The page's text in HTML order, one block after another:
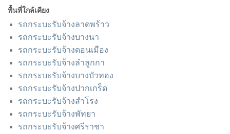
พื้นที่ใกล้เคียง
รถกระบะรับจ้างลาดพร้าว
รถกระบะรับจ้างบางนา
รถกระบะรับจ้างดอนเมือง
รถกระบะรับจ้างลำลูกกา
รถกระบะรับจ้างบางบัวทอง
รถกระบะรับจ้างปากเกร็ด
รถกระบะรับจ้างสำโรง
รถกระบะรับจ้างพัทยา
รถกระบะรับจ้างศรีราชา